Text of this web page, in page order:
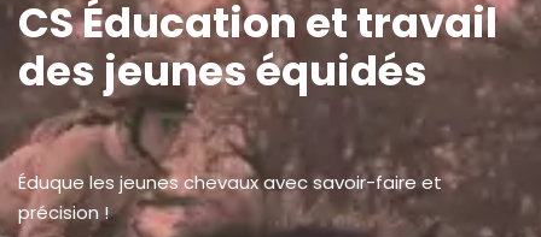
CS Éducation et travail
des jeunes équidés
Éduque les jeunes chevaux avec savoir-faire et
précision !